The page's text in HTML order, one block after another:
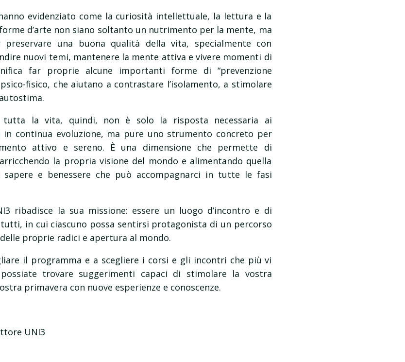
evidenziato come la curiosità intellettuale, la lettura e la
d’arte non siano soltanto un nutrimento per la mente, ma
una buona qualità della vita, specialmente con
nuovi temi, mantenere la mente attiva e vivere momenti di
far proprie alcune importanti forme di “prevenzione
fisico, che aiutano a contrastare l’isolamento, a stimolare
tutta la vita, quindi, non è solo la risposta necessaria ai
continua evoluzione, ma pure uno strumento concreto per
attivo e sereno. È una dimensione che permette di
la propria visione del mondo e alimentando quella
sapere e benessere che può accompagnarci in tutte le fasi
ribadisce la sua missione: essere un luogo d’incontro e di
in cui ciascuno possa sentirsi protagonista di un percorso
proprie radici e apertura al mondo.
il programma e a scegliere i corsi e gli incontri che più vi
trovare suggerimenti capaci di stimolare la vostra
primavera con nuove esperienze e conoscenze.
UNI3